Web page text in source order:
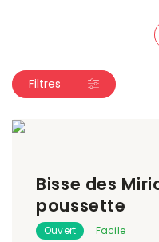
Filtres
Bisse des
poussette
Ouvert Facile